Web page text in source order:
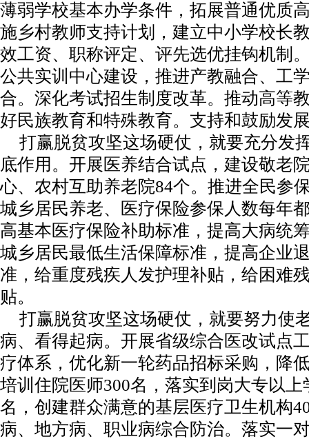
薄弱学校基本办学条件，拓展普通优质
施乡村教师支持计划，建立中小学校长
效工资、职称评定、评先选优挂钩机制
公共实训中心建设，推进产教融合、工
合。深化考试招生制度改革。推动高等
好民族教育和特殊教育。支持和鼓励发
打赢脱贫攻坚这场硬仗，就要充分发
底作用。开展医养结合试点，建设敬老
心、农村互助养老院84个。推进全民参
城乡居民养老、医疗保险参保人数每年
高基本医疗保险补助标准，提高大病统
城乡居民最低生活保障标准，提高企业
准，给重度残疾人发护理补贴，给困难
贴。
打赢脱贫攻坚这场硬仗，就要努力使
病、看得起病。开展省级综合医改试点
疗体系，优化新一轮药品招标采购，降
培训住院医师300名，落实到岗大专以上
名，创建群众满意的基层医疗卫生机构
病、地方病、职业病综合防治。落实一